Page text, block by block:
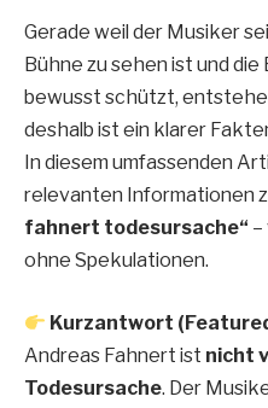
Gerade weil der Musiker
Bühne zu sehen ist und
bewusst schützt,
deshalb ist ein klarer
In diesem umfassenden
relevanten Informationen
fahnert todesursache“
ohne Spekulationen.
Kurzantwort
Andreas Fahnert ist nicht
Todesursache. Der